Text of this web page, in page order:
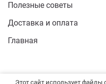
Этот сайт использует
Полезные советы
Доставка и оплата
Главная